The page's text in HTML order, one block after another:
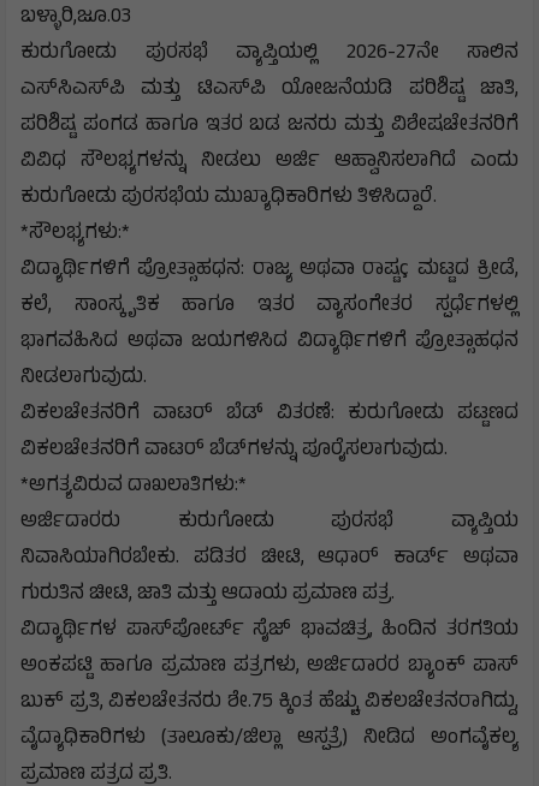
ಬಳ್ಳಾರಿ,ಜೂ.03
ಕುರುಗೋಡು ಪುರಸಭೆ ವ್ಯಾಪ್ತಿಯಲ್ಲಿ 2026-27ನೇ ಸಾಲಿನ
ಎಸ್‌ಸಿಎಸ್‌ಪಿ ಮತ್ತು ಟಿಎಸ್‌ಪಿ ಯೋಜನೆಯಡಿ ಪರಿಶಿಷ್ಟ ಜಾತಿ,
ಪರಿಶಿಷ್ಟ ಪಂಗಡ ಹಾಗೂ ಇತರ ಬಡ ಜನರು ಮತ್ತು ವಿಶೇಷಚೇತನರಿಗೆ
ವಿವಿಧ ಸೌಲಭ್ಯಗಳನ್ನು ನೀಡಲು ಅರ್ಜಿ ಆಹ್ವಾನಿಸಲಾಗಿದೆ ಎಂದು
ಕುರುಗೋಡು ಪುರಸಭೆಯ ಮುಖ್ಯಾಧಿಕಾರಿಗಳು ತಿಳಿಸಿದ್ದಾರೆ.
*ಸೌಲಭ್ಯಗಳು:*
ವಿದ್ಯಾರ್ಥಿಗಳಿಗೆ ಪ್ರೋತ್ಸಾಹಧನ: ರಾಜ್ಯ ಅಥವಾ ರಾಷ್ಟç ಮಟ್ಟದ ಕ್ರೀಡೆ,
ಕಲೆ, ಸಾಂಸ್ಕೃತಿಕ ಹಾಗೂ ಇತರ ವ್ಯಾಸಂಗೇತರ ಸ್ಪರ್ಧೆಗಳಲ್ಲಿ
ಭಾಗವಹಿಸಿದ ಅಥವಾ ಜಯಗಳಿಸಿದ ವಿದ್ಯಾರ್ಥಿಗಳಿಗೆ ಪ್ರೋತ್ಸಾಹಧನ
ನೀಡಲಾಗುವುದು.
ವಿಕಲಚೇತನರಿಗೆ ವಾಟರ್ ಬೆಡ್ ವಿತರಣೆ: ಕುರುಗೋಡು ಪಟ್ಟಣದ
ವಿಕಲಚೇತನರಿಗೆ ವಾಟರ್ ಬೆಡ್‌ಗಳನ್ನು ಪೂರೈಸಲಾಗುವುದು.
*ಅಗತ್ಯವಿರುವ ದಾಖಲಾತಿಗಳು:*
ಅರ್ಜಿದಾರರು ಕುರುಗೋಡು ಪುರಸಭೆ ವ್ಯಾಪ್ತಿಯ
ನಿವಾಸಿಯಾಗಿರಬೇಕು. ಪಡಿತರ ಚೀಟಿ, ಆಧಾರ್ ಕಾರ್ಡ್ ಅಥವಾ
ಗುರುತಿನ ಚೀಟಿ, ಜಾತಿ ಮತ್ತು ಆದಾಯ ಪ್ರಮಾಣ ಪತ್ರ.
ವಿದ್ಯಾರ್ಥಿಗಳ ಪಾಸ್‌ಪೋರ್ಟ್ ಸೈಜ್ ಭಾವಚಿತ್ರ, ಹಿಂದಿನ ತರಗತಿಯ
ಅಂಕಪಟ್ಟಿ ಹಾಗೂ ಪ್ರಮಾಣ ಪತ್ರಗಳು, ಅರ್ಜಿದಾರರ ಬ್ಯಾಂಕ್ ಪಾಸ್
ಬುಕ್ ಪ್ರತಿ, ವಿಕಲಚೇತನರು ಶೇ.75 ಕ್ಕಿಂತ ಹೆಚ್ಚು ವಿಕಲಚೇತನರಾಗಿದ್ದು,
ವೈದ್ಯಾಧಿಕಾರಿಗಳು (ತಾಲೂಕು/ಜಿಲ್ಲಾ ಆಸ್ಪತ್ರೆ) ನೀಡಿದ ಅಂಗವೈಕಲ್ಯ
ಪ್ರಮಾಣ ಪತ್ರದ ಪ್ರತಿ.